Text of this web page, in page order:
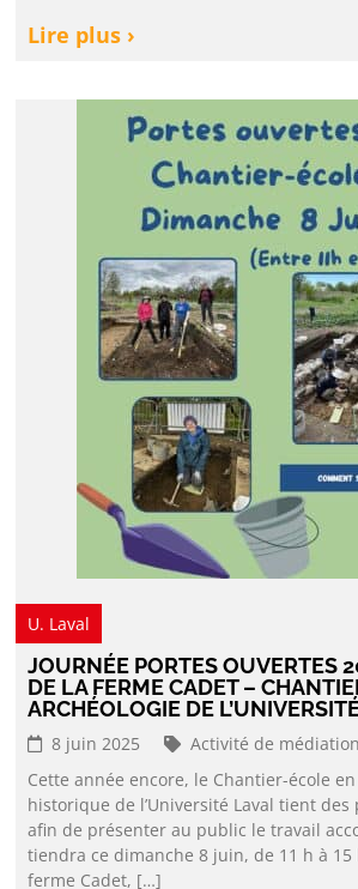
Lire plus ›
U. Laval
JOURNÉE PORTES OUVERTES
DE LA FERME CADET –
ARCHÉOLOGIE DE
8 juin 2025
Activité de
Cette année encore, le Chantier-école
historique de l’Université Laval tient des
afin de présenter au public le travail
tiendra ce dimanche 8 juin, de 11 h à 15
ferme Cadet, […]